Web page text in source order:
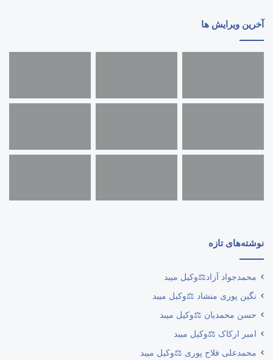
آخرین ویرایش ها
نوشته‌های تازه
محمدجواد آزاد⚖️وکیل میبد
نگین پوری منشاد ⚖️وکیل میبد
حسن محمدیان ⚖️وکیل میبد
امیر ارکاک ⚖️وکیل میبد
محمدعلی فلاح پوری ⚖️وکیل میبد